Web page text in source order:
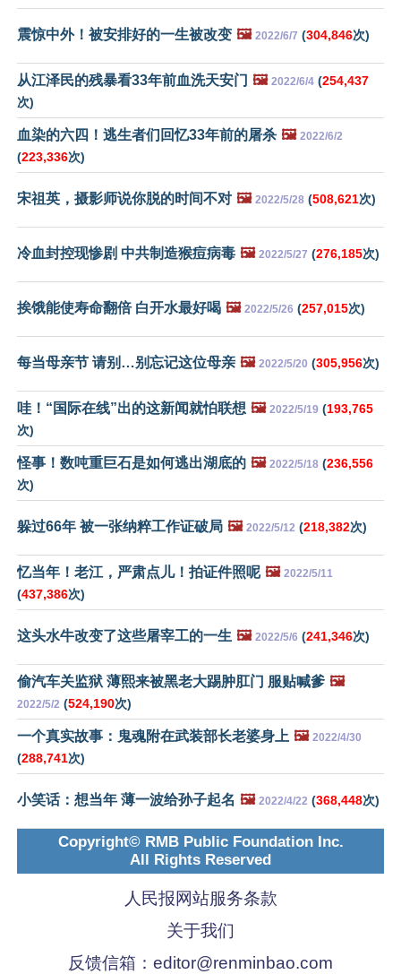
震惊中外！被安排好的一生被改变 🖼️ 2022/6/7 (304,846次)
从江泽民的残暴看33年前血洗天安门 🖼️ 2022/6/4 (254,437
次)
血染的六四！逃生者们回忆33年前的屠杀 🖼️ 2022/6/2
(223,336次)
宋祖英，摄影师说你脱的时间不对 🖼️ 2022/5/28 (508,621次)
冷血封控现惨剧 中共制造猴痘病毒 🖼️ 2022/5/27 (276,185次)
挨饿能使寿命翻倍 白开水最好喝 🖼️ 2022/5/26 (257,015次)
每当母亲节 请别…别忘记这位母亲 🖼️ 2022/5/20 (305,956次)
哇！“国际在线”出的这新闻就怕联想 🖼️ 2022/5/19 (193,765
次)
怪事！数吨重巨石是如何逃出湖底的 🖼️ 2022/5/18 (236,556
次)
躲过66年 被一张纳粹工作证破局 🖼️ 2022/5/12 (218,382次)
忆当年！老江，严肃点儿！拍证件照呢 🖼️ 2022/5/11
(437,386次)
这头水牛改变了这些屠宰工的一生 🖼️ 2022/5/6 (241,346次)
偷汽车关监狱 薄熙来被黑老大踢肿肛门 服贴喊爹 🖼️
2022/5/2 (524,190次)
一个真实故事：鬼魂附在武装部长老婆身上 🖼️ 2022/4/30
(288,741次)
小笑话：想当年 薄一波给孙子起名 🖼️ 2022/4/22 (368,448次)
Copyright© RMB Public Foundation Inc.
All Rights Reserved
人民报网站服务条款
关于我们
反馈信箱： editor@renminbao.com